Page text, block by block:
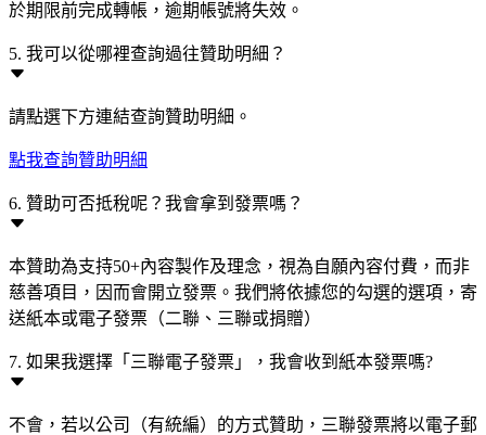
於期限前完成轉帳，逾期帳號將失效。
5. 我可以從哪裡查詢過往贊助明細？
請點選下方連結查詢贊助明細。
點我查詢贊助明細
6. 贊助可否抵稅呢？我會拿到發票嗎？
本贊助為支持50+內容製作及理念，視為自願內容付費，而非
慈善項目，因而會開立發票。我們將依據您的勾選的選項，寄
送紙本或電子發票（二聯、三聯或捐贈）
7. 如果我選擇「三聯電子發票」，我會收到紙本發票嗎?
不會，若以公司（有統編）的方式贊助，三聯發票將以電子郵